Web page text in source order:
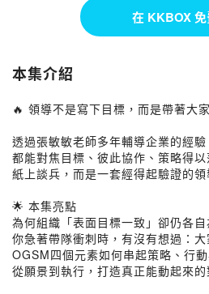
在 KKBOX
本集介紹
🔥 領導不是寫下目標，而是帶著大
透過張敏敏老師多年輔導企業的經
都能對焦目標、彼此協作、策略得
紙上談兵，而是一套經得起驗證的領
🌟 本集亮點
為何組織「表面目標一致」卻仍各自
你急著帶隊衝刺時，有沒有想過：
OGSM四個元素如何串起策略、行
從願景到執行，打造真正能動起來的